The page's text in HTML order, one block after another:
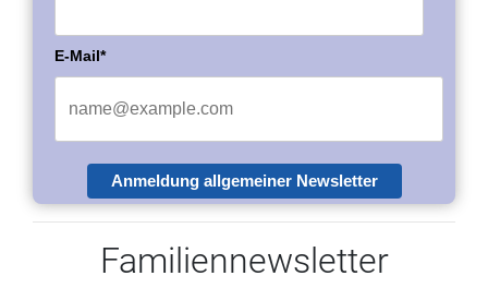
E-Mail*
Anmeldung allgemeiner Newsletter
Familiennewsletter